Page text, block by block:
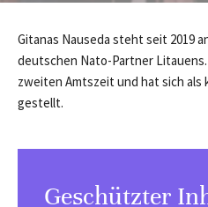
Gitanas Nauseda steht seit 2019
deutschen Nato-Partner
zweiten Amtszeit und hat sich als
gestellt.
Geschützter